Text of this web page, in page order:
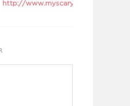
http://www.myscarygames.com/